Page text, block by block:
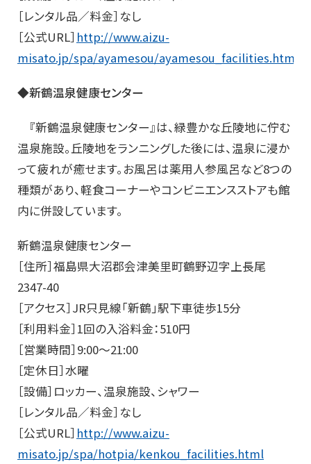
［レンタル品／料金］なし
［公式URL］ http://www.aizu-
misato.jp/spa/ayamesou/ayamesou_facilities.html
◆新鶴温泉健康センター
『新鶴温泉健康センター』は、緑豊かな丘陵地に佇む
温泉施設。丘陵地をランニングした後には、温泉に浸か
って疲れが癒せます。お風呂は薬用人参風呂など8つの
種類があり、軽食コーナーやコンビニエンスストアも館
内に併設しています。
新鶴温泉健康センター
［住所］福島県大沼郡会津美里町鶴野辺字上長尾
2347-40
［アクセス］JR只見線「新鶴」駅下車徒歩15分
［利用料金］1回の入浴料金：510円
［営業時間］9:00～21:00
［定休日］水曜
［設備］ロッカー、温泉施設、シャワー
［レンタル品／料金］なし
［公式URL］ http://www.aizu-
misato.jp/spa/hotpia/kenkou_facilities.html